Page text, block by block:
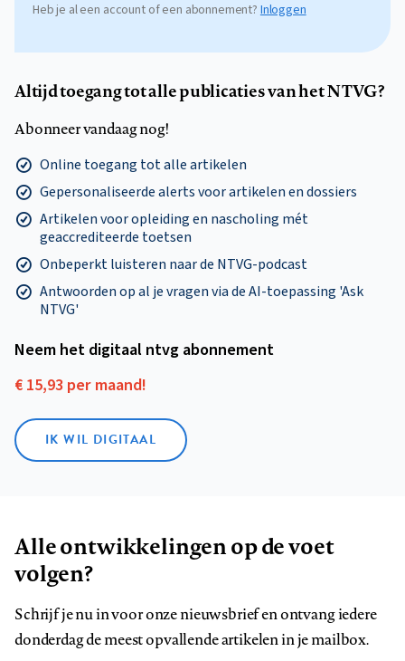
Heb je al een account of een abonnement?Inloggen
Altijd toegang tot alle publicaties van het NTVG?
Abonneer vandaag nog!
Online toegang tot alle artikelen
Gepersonaliseerde alerts voor artikelen en dossiers
Artikelen voor opleiding en nascholing mét
geaccrediteerde toetsen
Onbeperkt luisteren naar de NTVG-podcast
Antwoorden op al je vragen via de AI-toepassing 'Ask
NTVG'
Neem het digitaal ntvg abonnement
€ 15,93 per maand!
IK WIL DIGITAAL
Alle ontwikkelingen op de voet
volgen?
Schrijf je nu in voor onze nieuwsbrief en ontvang iedere
donderdag de meest opvallende artikelen in je mailbox.